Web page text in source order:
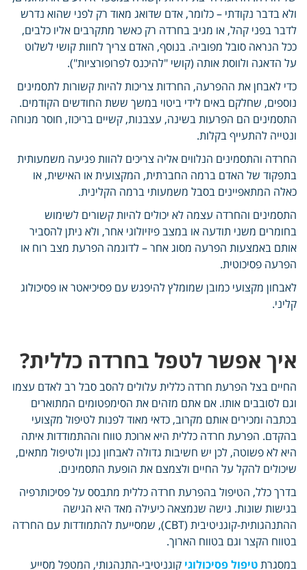
ולא בדבר נקודתי – כלומר, אדם שדואג מאוד רק לפני שהוא נדרש
לדבר בפני קהל, או מגיב בחרדה רק כאשר מתקרבים אליו כלבים,
ככל הנראה סובל מפוביה. בנוסף, האדם צריך לחוות קושי לשלוט
על הדאגה ולווסת אותה (קושי "להיכנס לפרופורציות").
כדי לאבחן את ההפרעה, החרדות צריכות להיות קשורות לתסמינים
נוספים, שחלקם באים לידי ביטוי במשך ששת החודשים הקודמים.
התסמינים הם הפרעות בשינה, עצבנות, קשיים בריכוז, חוסר מנוחה
ונטייה להתעייף בקלות.
החרדה והתסמינים הנלווים אליה צריכים להוות פגיעה משמעותית
בתפקוד של האדם ברמה החברתית, המקצועית או האישית, או
כאלה המתאפיינים בסבל משמעותי ברמה הקלינית.
התסמינים והחרדה עצמה לא יכולים להיות קשורים לשימוש
בחומרים משני תודעה או במצב פיזיולוגי אחר, ולא ניתן להסביר
אותם באמצעות הפרעה מסוג אחר – לדוגמה הפרעת מצב רוח או
הפרעה פסיכוטית.
לאבחון מקצועי כמובן שמומלץ להיפגש עם פסיכיאטר או פסיכולוג
קליני.
איך אפשר לטפל בחרדה כללית?
החיים בצל הפרעת חרדה כללית עלולים להסב סבל רב לאדם עצמו
וגם לסובבים אותו. אם אתם מזהים את הסימפטומים המתוארים
בכתבה ומכירים אותם מקרוב, כדאי מאוד לפנות לטיפול מקצועי
בהקדם. הפרעת חרדה כללית היא ארוכת טווח וההתמודדות איתה
היא לא פשוטה, לכן יש חשיבות גדולה לאבחון נכון ולטיפול מתאים,
שיכולים להקל על החיים ולצמצם את הופעת התסמינים.
בדרך כלל, הטיפול בהפרעת חרדה כללית מתבסס על פסיכותרפיה
בגישות שונות. גישה שנמצאה כיעילה מאד היא הגישה
ההתנהגותית-קוגניטיבית (CBT), שמסייעת להתמודדות עם החרדה
בטווח הקצר וגם בטווח הארוך.
במסגרתטיפול פסיכולוגי קוגניטיבי-התנהגותי, המטפל מסייע